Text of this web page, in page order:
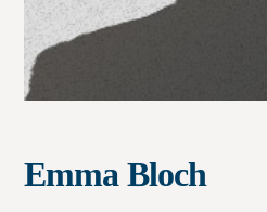
Emma Bloch